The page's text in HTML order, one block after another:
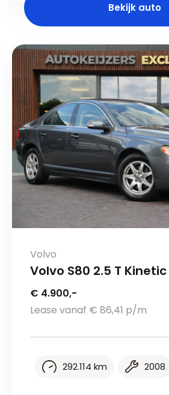
Bekijk auto
Volvo
Volvo S80 2.5 T Kinetic
€ 4.900,-
Lease vanaf € 86,41 p/m
292.114 km 2008